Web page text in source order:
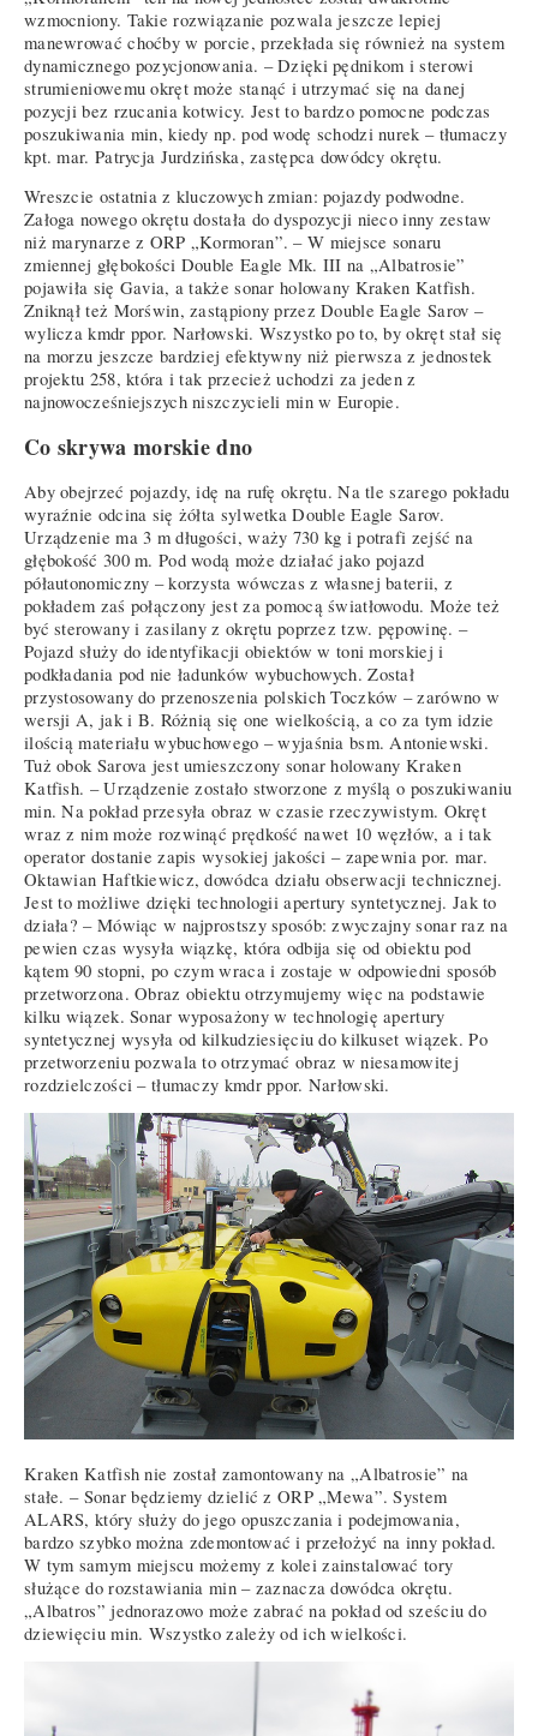
wzmocniony. Takie rozwiązanie pozwala jeszcze lepiej
manewrować choćby w porcie, przekłada się również na system
dynamicznego pozycjonowania. – Dzięki pędnikom i sterowi
strumieniowemu okręt może stanąć i utrzymać się na danej
pozycji bez rzucania kotwicy. Jest to bardzo pomocne podczas
poszukiwania min, kiedy np. pod wodę schodzi nurek – tłumaczy
kpt. mar. Patrycja Jurdzińska, zastępca dowódcy okrętu.
Wreszcie ostatnia z kluczowych zmian: pojazdy podwodne.
Załoga nowego okrętu dostała do dyspozycji nieco inny zestaw
niż marynarze z ORP „Kormoran”. – W miejsce sonaru
zmiennej głębokości Double Eagle Mk. III na „Albatrosie”
pojawiła się Gavia, a także sonar holowany Kraken Katfish.
Zniknął też Morświn, zastąpiony przez Double Eagle Sarov –
wylicza kmdr ppor. Narłowski. Wszystko po to, by okręt stał się
na morzu jeszcze bardziej efektywny niż pierwsza z jednostek
projektu 258, która i tak przecież uchodzi za jeden z
najnowocześniejszych niszczycieli min w Europie.
Co skrywa morskie dno
Aby obejrzeć pojazdy, idę na rufę okrętu. Na tle szarego pokładu
wyraźnie odcina się żółta sylwetka Double Eagle Sarov.
Urządzenie ma 3 m długości, waży 730 kg i potrafi zejść na
głębokość 300 m. Pod wodą może działać jako pojazd
półautonomiczny – korzysta wówczas z własnej baterii, z
pokładem zaś połączony jest za pomocą światłowodu. Może też
być sterowany i zasilany z okrętu poprzez tzw. pępowinę. –
Pojazd służy do identyfikacji obiektów w toni morskiej i
podkładania pod nie ładunków wybuchowych. Został
przystosowany do przenoszenia polskich Toczków – zarówno w
wersji A, jak i B. Różnią się one wielkością, a co za tym idzie
ilością materiału wybuchowego – wyjaśnia bsm. Antoniewski.
Tuż obok Sarova jest umieszczony sonar holowany Kraken
Katfish. – Urządzenie zostało stworzone z myślą o poszukiwaniu
min. Na pokład przesyła obraz w czasie rzeczywistym. Okręt
wraz z nim może rozwinąć prędkość nawet 10 węzłów, a i tak
operator dostanie zapis wysokiej jakości – zapewnia por. mar.
Oktawian Haftkiewicz, dowódca działu obserwacji technicznej.
Jest to możliwe dzięki technologii apertury syntetycznej. Jak to
działa? – Mówiąc w najprostszy sposób: zwyczajny sonar raz na
pewien czas wysyła wiązkę, która odbija się od obiektu pod
kątem 90 stopni, po czym wraca i zostaje w odpowiedni sposób
przetworzona. Obraz obiektu otrzymujemy więc na podstawie
kilku wiązek. Sonar wyposażony w technologię apertury
syntetycznej wysyła od kilkudziesięciu do kilkuset wiązek. Po
przetworzeniu pozwala to otrzymać obraz w niesamowitej
rozdzielczości – tłumaczy kmdr ppor. Narłowski.
Kraken Katfish nie został zamontowany na „Albatrosie” na
stałe. – Sonar będziemy dzielić z ORP „Mewa”. System
ALARS, który służy do jego opuszczania i podejmowania,
bardzo szybko można zdemontować i przełożyć na inny pokład.
W tym samym miejscu możemy z kolei zainstalować tory
służące do rozstawiania min – zaznacza dowódca okrętu.
„Albatros” jednorazowo może zabrać na pokład od sześciu do
dziewięciu min. Wszystko zależy od ich wielkości.